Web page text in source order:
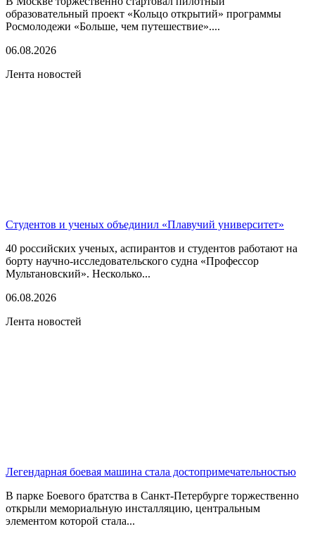
образовательный проект «Кольцо открытий» программы
Росмолодежи «Больше, чем путешествие»....
06.08.2026
Лента новостей
Студентов и ученых объединил «Плавучий университет»
40 российских ученых, аспирантов и студентов работают на
борту научно-исследовательского судна «Профессор
Мультановский». Несколько...
06.08.2026
Лента новостей
Легендарная боевая машина стала достопримечательностью
В парке Боевого братства в Санкт-Петербурге торжественно
открыли мемориальную инсталляцию, центральным
элементом которой стала...